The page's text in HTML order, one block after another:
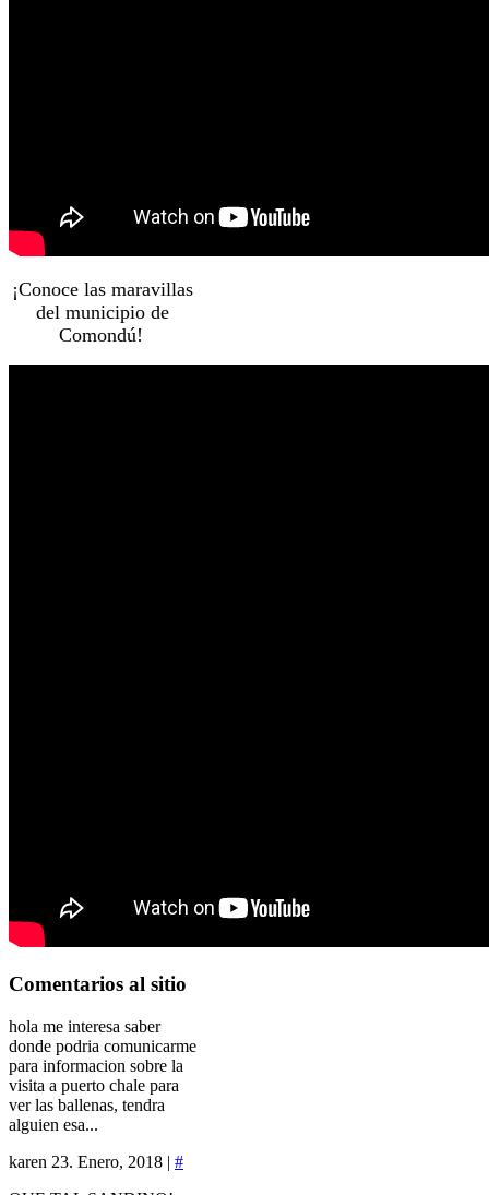
¡Conoce las maravillas
del municipio de
Comondú!
Comentarios al sitio
hola me interesa saber
donde podria comunicarme
para informacion sobre la
visita a puerto chale para
ver las ballenas, tendra
alguien esa...
karen 23. Enero, 2018 | #